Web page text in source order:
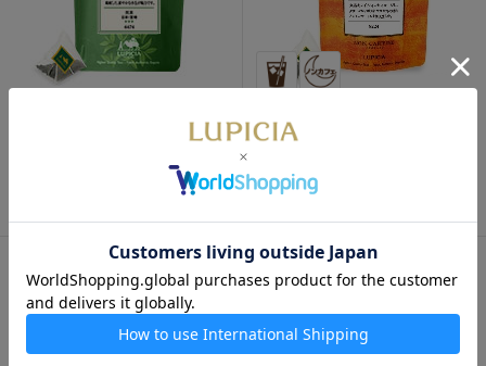
2026 ティーバッグ 10個入
コンスタンシア ティーバッグ